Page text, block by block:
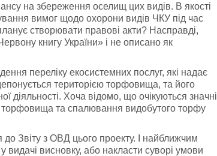
на збереження оселищ цих видів. В якості
вимог щодо охорони видів ЧКУ під час
створювати правові акти? Насправді,
книгу України» і не описано як
переліку екосистемних послуг, які надає
територією торфовища, та його
діяльності. Хоча відомо, що очікуються значні
торфовища та спалювання видобутого торфу
Звіту з ОВД цього проекту. І найближчим
видачі висновку, або накласти суворі умови